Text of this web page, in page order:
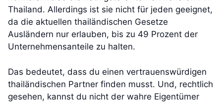
Thailand. Allerdings ist sie nicht für jeden geeignet,
da die aktuellen thailändischen Gesetze
Ausländern nur erlauben, bis zu 49 Prozent der
Unternehmensanteile zu halten.
Das bedeutet, dass du einen vertrauenswürdigen
thailändischen Partner finden musst. Und, rechtlich
gesehen, kannst du nicht der wahre Eigentümer